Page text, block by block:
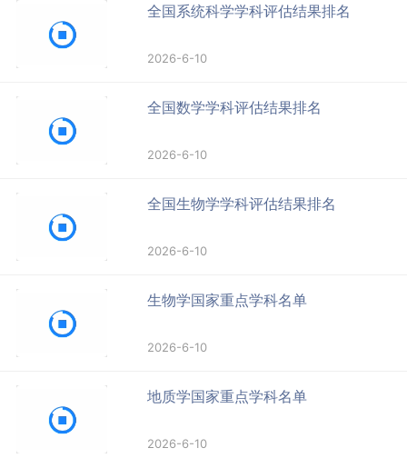
全国系统科学学科评估结果排名
2026-6-10
全国数学学科评估结果排名
2026-6-10
全国生物学学科评估结果排名
2026-6-10
生物学国家重点学科名单
2026-6-10
地质学国家重点学科名单
2026-6-10